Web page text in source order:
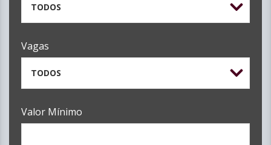
TODOS
Vagas
TODOS
Valor Mínimo